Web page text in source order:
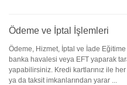
Ödeme ve İptal İşlemleri
Ödeme, Hizmet, İptal ve İade
banka havalesi veya EFT yaparak
yapabilirsiniz. Kredi kartlarınız ile
ya da taksit imkanlarından yarar ...